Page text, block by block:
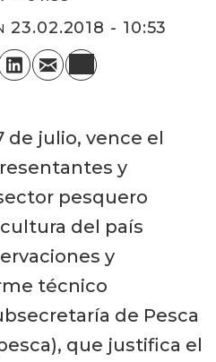
23.02.2018 - 10:53
de julio, vence el
y
pesquero
del país
y
técnico
de Pesca
que justifica el